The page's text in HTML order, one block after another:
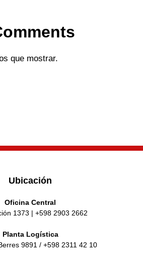
que mostrar.
Ubicación
Oficina Central
1373 | +598 2903 2662
Planta Logística
9891 / +598 2311 42 10